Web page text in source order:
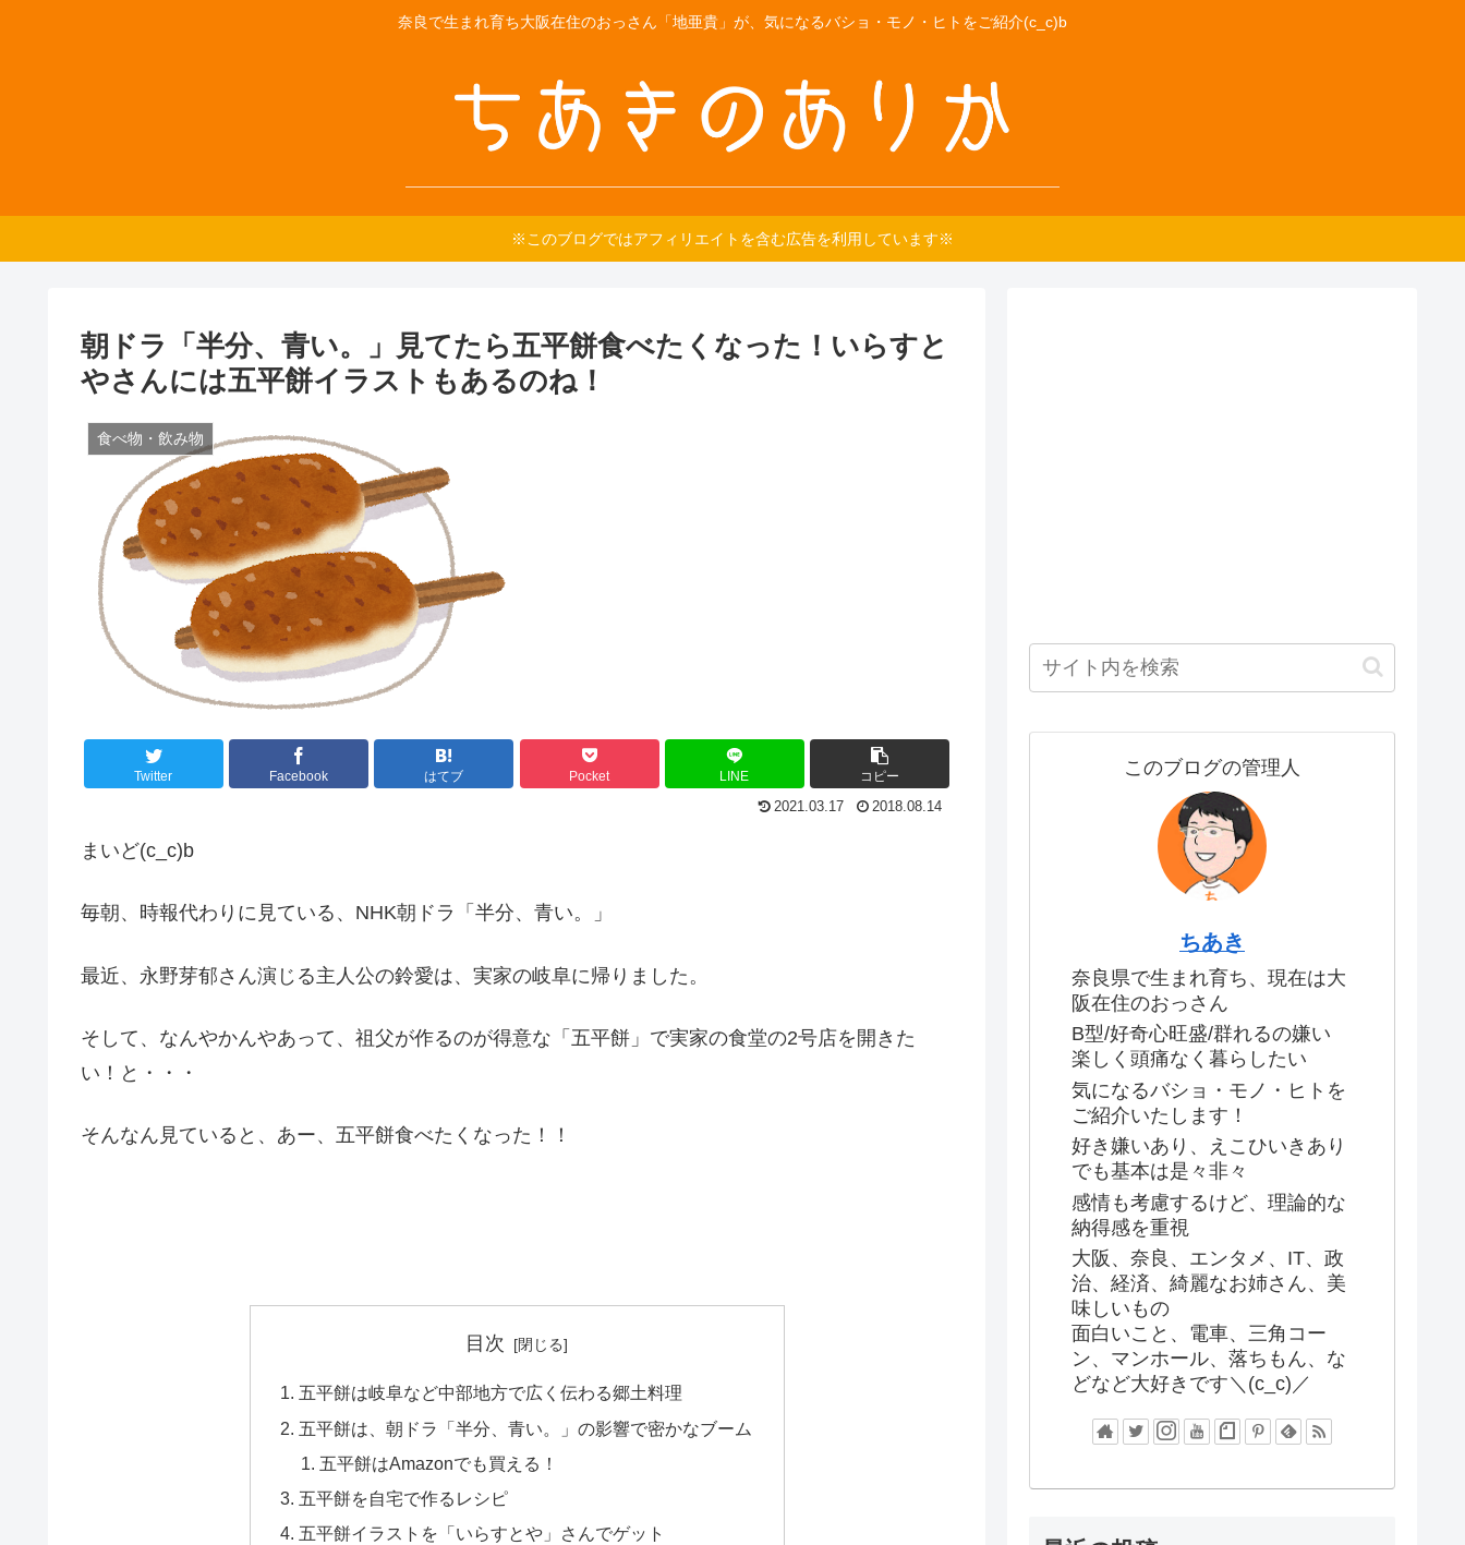
奈良で生まれ育ち大阪在住のおっさん「地亜貴」が、気になるバショ・モノ・ヒトをご紹介(c_c)b
※このブログではアフィリエイトを含む広告を利用しています※
朝ドラ「半分、青い。」見てたら五平餅食べたくなった！いらすと
やさんには五平餅イラストもあるのね！
食べ物・飲み物
Twitter Facebook はてブ Pocket LINE コピー
2021.03.17 2018.08.14
まいど(c_c)b
毎朝、時報代わりに見ている、NHK朝ドラ「半分、青い。」
最近、永野芽郁さん演じる主人公の鈴愛は、実家の岐阜に帰りました。
そして、なんやかんやあって、祖父が作るのが得意な「五平餅」で実家の食堂の2号店を開きた
い！と・・・
そんなん見ていると、あー、五平餅食べたくなった！！
目次
五平餅は岐阜など中部地方で広く伝わる郷土料理
五平餅は、朝ドラ「半分、青い。」の影響で密かなブーム
五平餅はAmazonでも買える！
五平餅を自宅で作るレシピ
五平餅イラストを「いらすとや」さんでゲット
このブログの管理人
ちあき
奈良県で生まれ育ち、現在は大
阪在住のおっさん
B型/好奇心旺盛/群れるの嫌い
楽しく頭痛なく暮らしたい
気になるバショ・モノ・ヒトを
ご紹介いたします！
好き嫌いあり、えこひいきあり
でも基本は是々非々
感情も考慮するけど、理論的な
納得感を重視
大阪、奈良、エンタメ、IT、政
治、経済、綺麗なお姉さん、美
味しいもの
面白いこと、電車、三角コー
ン、マンホール、落ちもん、な
どなど大好きです＼(c_c)／